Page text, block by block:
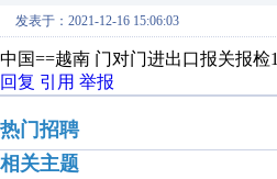
发表于：2021-12-16 15:06:03
中国==越南 门对门进出口报关报检
回复 引用 举报
热门招聘
相关主题